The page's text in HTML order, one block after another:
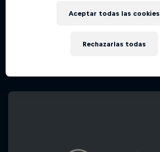
Rechazarlas todas
Aceptar todas las cookies